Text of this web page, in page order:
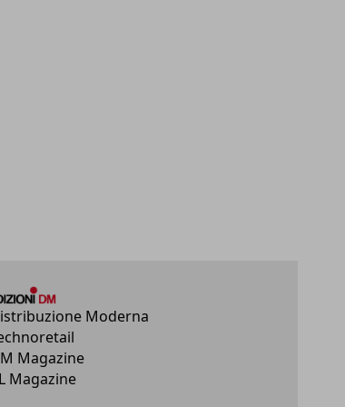
Sigep a tutta innovazione: ecco le startup e le idee
Moderna
Magazine
Magazine